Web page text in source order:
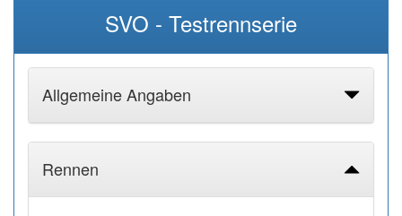
SVO - Testrennserie
Allgemeine Angaben
Rennen